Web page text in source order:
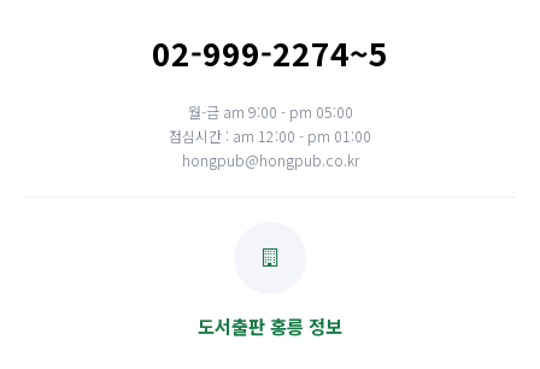
02-999-2274~5
월-금 am 9:00 - pm 05:00
점심시간 : am 12:00 - pm 01:00
hongpub@hongpub.co.kr
도서출판 홍릉 정보